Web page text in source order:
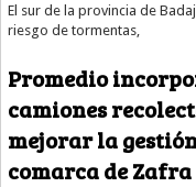
El sur de la provincia de
riesgo de tormentas,
Promedio
camiones
mejorar la
comarca de